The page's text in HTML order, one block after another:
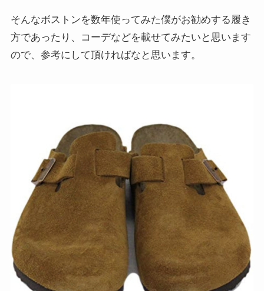
そんなボストンを数年使ってみた僕がお勧めする履き
方であったり、コーデなどを載せてみたいと思います
ので、参考にして頂ければなと思います。